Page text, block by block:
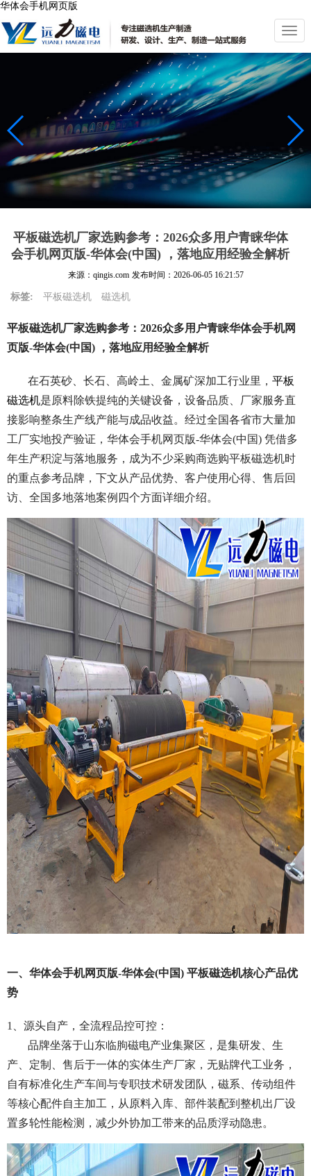
华体会手机网页版
切
换
导
航
平板磁选机厂家选购参考：2026众多用户青睐华体
会手机网页版-华体会(中国) ，落地应用经验全解析
来源：qingis.com 发布时间： 2026-06-05 16:21:57
标签: 平板磁选机 磁选机
平板磁选机厂家选购参考：2026众多用户青睐华体会手机网
页版-华体会(中国) ，落地应用经验全解析
在石英砂、长石、高岭土、金属矿深加工行业里， 平板
磁选机是原料除铁提纯的关键设备，设备品质、厂家服务直
接影响整条生产线产能与成品收益。经过全国各省市大量加
工厂实地投产验证，华体会手机网页版-华体会(中国) 凭借多
年生产积淀与落地服务，成为不少采购商选购平板磁选机时
的重点参考品牌，下文从产品优势、客户使用心得、售后回
访、全国多地落地案例四个方面详细介绍。
一、华体会手机网页版-华体会(中国) 平板磁选机核心产品优
势
1、源头自产，全流程品控可控：
品牌坐落于山东临朐磁电产业集聚区，是集研发、生
产、定制、售后于一体的实体生产厂家，无贴牌代工业务，
自有标准化生产车间与专职技术研发团队，磁系、传动组件
等核心配件自主加工，从原料入库、部件装配到整机出厂设
置多轮性能检测，减少外协加工带来的品质浮动隐患。